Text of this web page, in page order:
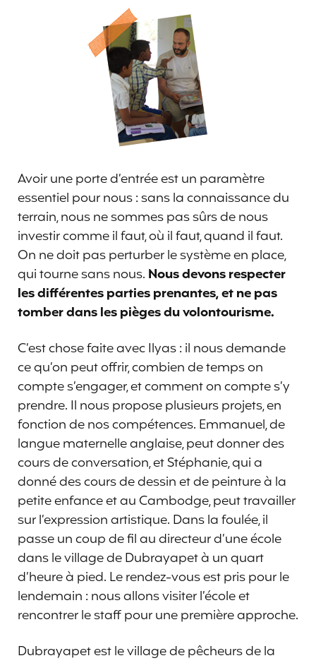
Avoir une porte d’entrée est un paramètre
essentiel pour nous : sans la connaissance du
terrain, nous ne sommes pas sûrs de nous
investir comme il faut, où il faut, quand il faut.
On ne doit pas perturber le système en place,
qui tourne sans nous. Nous devons respecter
les différentes parties prenantes, et ne pas
tomber dans les pièges du volontourisme.
C’est chose faite avec Ilyas : il nous demande
ce qu’on peut offrir, combien de temps on
compte s’engager, et comment on compte s’y
prendre. Il nous propose plusieurs projets, en
fonction de nos compétences. Emmanuel, de
langue maternelle anglaise, peut donner des
cours de conversation, et Stéphanie, qui a
donné des cours de dessin et de peinture à la
petite enfance et au Cambodge, peut travailler
sur l’expression artistique. Dans la foulée, il
passe un coup de fil au directeur d’une école
dans le village de Dubrayapet à un quart
d’heure à pied. Le rendez-vous est pris pour le
lendemain : nous allons visiter l’école et
rencontrer le staff pour une première approche.
Dubrayapet est le village de pêcheurs de la